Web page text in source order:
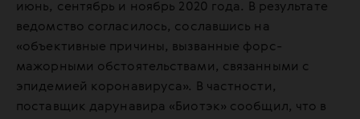
июнь, сентябрь и ноябрь 2020 года. В результате
ведомство согласилось, сославшись на
«объективные причины, вызванные форс-
мажорными обстоятельствами, связанными с
эпидемией коронавируса». В частности,
поставщик дарунавира «Биотэк» сообщил, что в